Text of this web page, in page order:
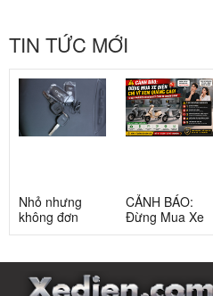
TIN TỨC MỚI
Nhỏ nhưng
không đơn
giản: Sự thật
học sinh cấp 2
CẢNH BÁO:
Đừng Mua Xe
Điện Chỉ Vì
Cáo! 5 Bẫy
Quyết Chọn Xe